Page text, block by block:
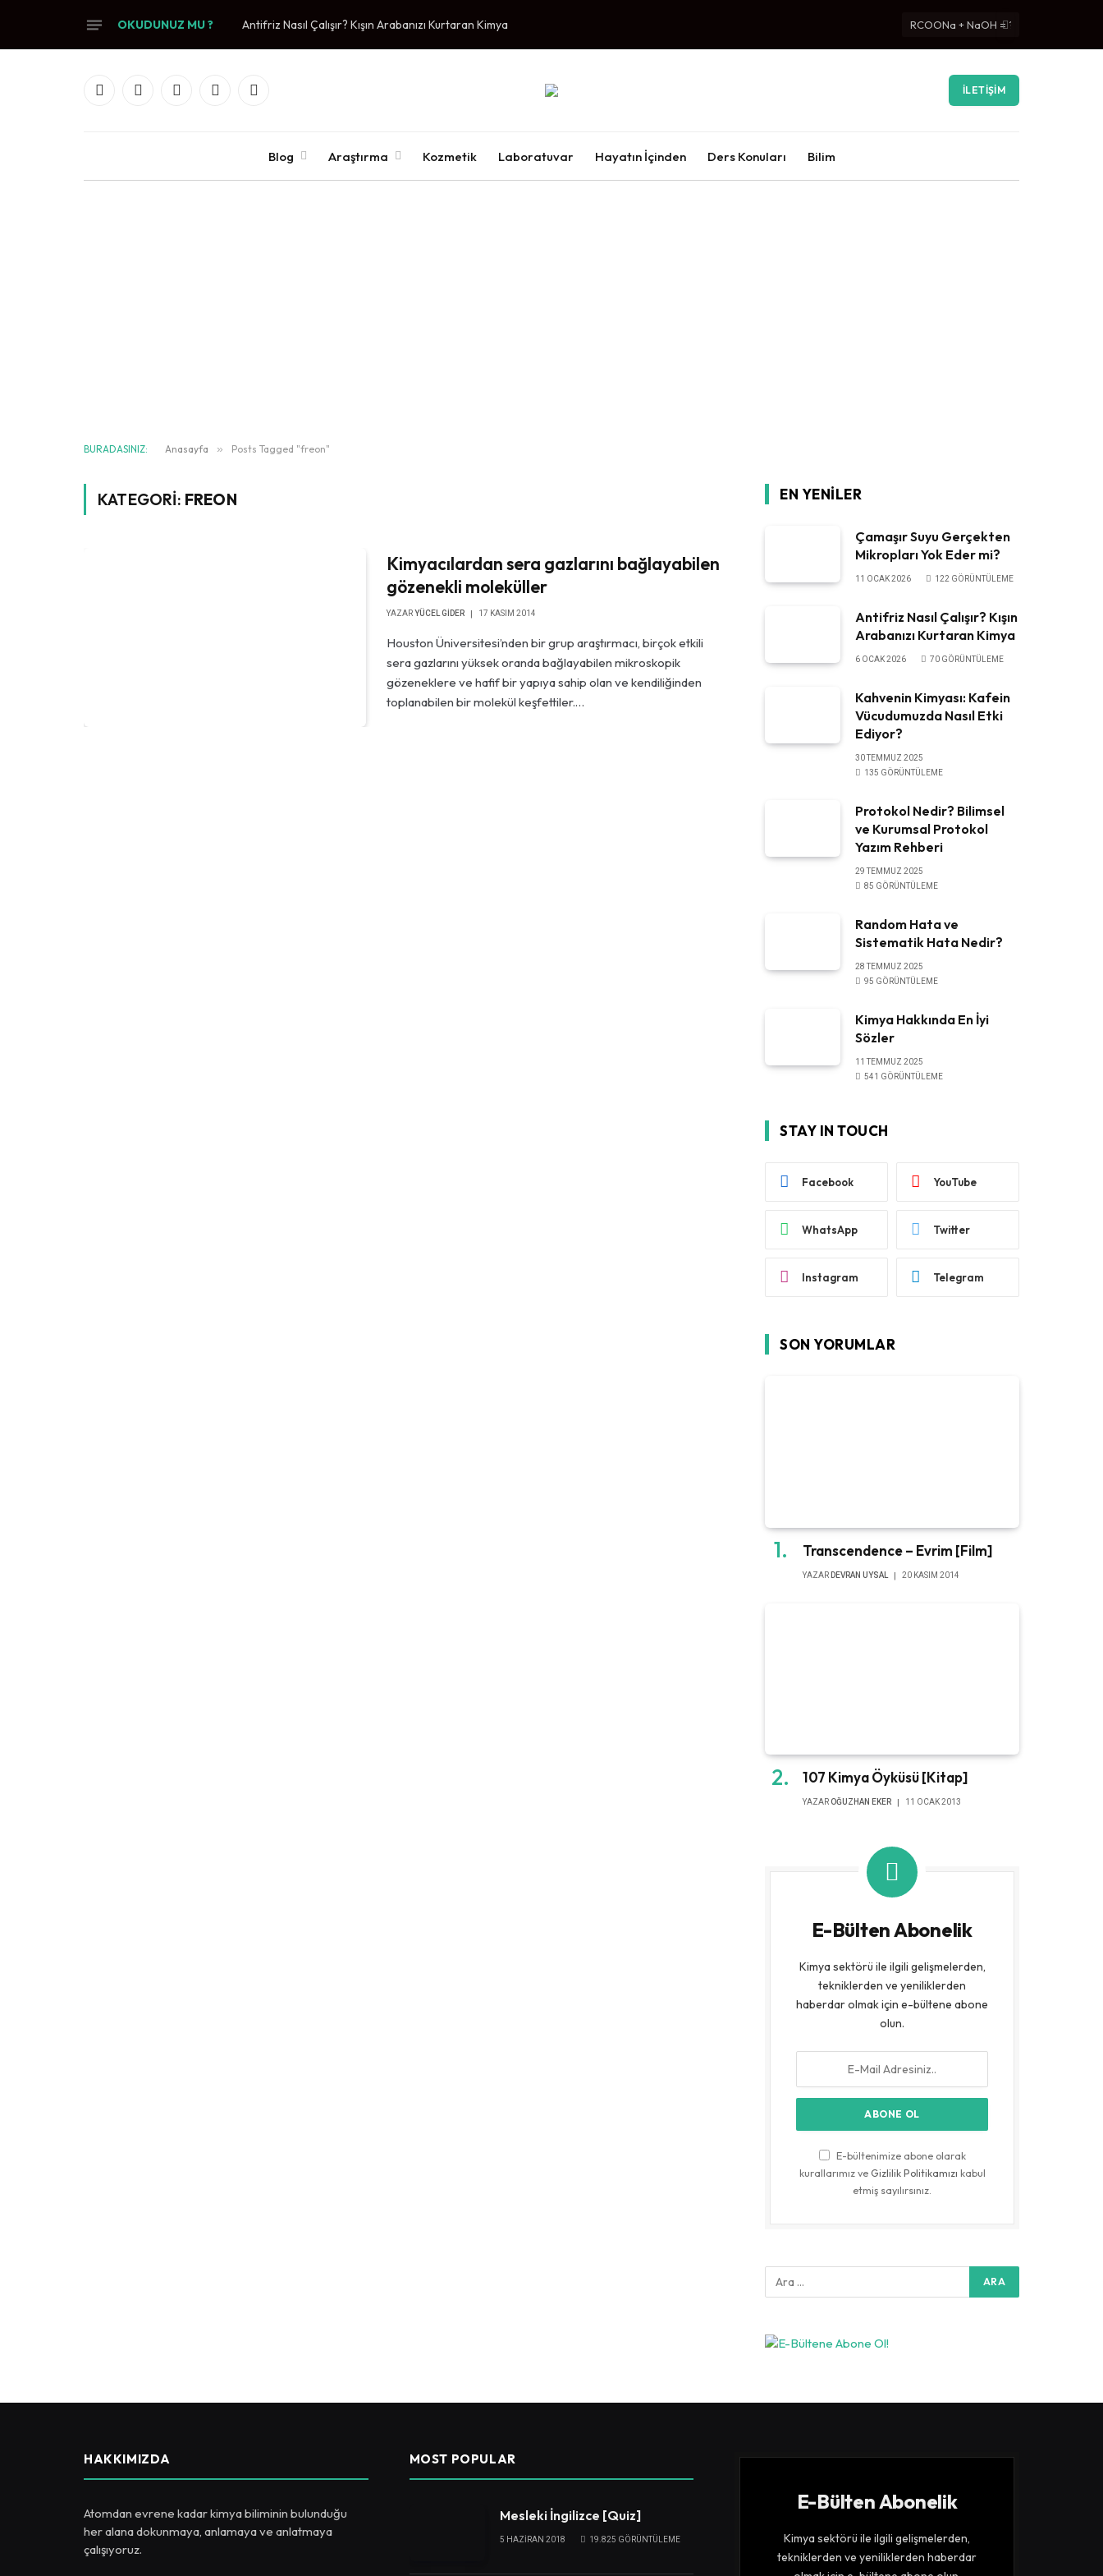
OKUDUNUZ MU ? Antifriz Nasıl Çalışır? Kışın Arabanızı Kurtaran Kimya
Facebook
X
YouTubeWhatsAppTelegram İLETIŞIM
Blog Araştırma Kozmetik Laboratuvar Hayatın İçinden Ders Konuları Bilim
BURADASINIZ: Anasayfa » Posts Tagged "freon"
KATEGORI: FREON
Kimyacılardan sera gazlarını bağlayabilen
gözenekli moleküller
YAZARYÜCEL GIDER 17 KASIM 2014
Houston Üniversitesi’nden bir grup araştırmacı, birçok etkili
sera gazlarını yüksek oranda bağlayabilen mikroskopik
gözeneklere ve hafif bir yapıya sahip olan ve kendiliğinden
toplanabilen bir molekül keşfettiler.…
EN YENILER
Çamaşır Suyu Gerçekten
Mikropları Yok Eder mi?
11 OCAK 2026 122 GÖRÜNTÜLEME
Antifriz Nasıl Çalışır? Kışın
Arabanızı Kurtaran Kimya
6 OCAK 2026 70 GÖRÜNTÜLEME
Kahvenin Kimyası: Kafein
Vücudumuzda Nasıl Etki
Ediyor?
30 TEMMUZ 2025
135 GÖRÜNTÜLEME
Protokol Nedir? Bilimsel
ve Kurumsal Protokol
Yazım Rehberi
29 TEMMUZ 2025
85 GÖRÜNTÜLEME
Random Hata ve
Sistematik Hata Nedir?
28 TEMMUZ 2025
95 GÖRÜNTÜLEME
Kimya Hakkında En İyi
Sözler
11 TEMMUZ 2025
541 GÖRÜNTÜLEME
STAY IN TOUCH
Facebook YouTube
WhatsApp Twitter
Instagram Telegram
SON YORUMLAR
Transcendence – Evrim [Film]
YAZAR DEVRAN UYSAL 20 KASIM 2014
107 Kimya Öyküsü [Kitap]
YAZAR OĞUZHAN EKER 11 OCAK 2013
E-Bülten Abonelik
Kimya sektörü ile ilgili gelişmelerden,
tekniklerden ve yeniliklerden
haberdar olmak için e-bültene abone
olun.
E-bültenimize abone olarak
kurallarımız veGizlilik Politikamızı kabul
etmiş sayılırsınız.
HAKKIMIZDA
Atomdan evrene kadar kimya biliminin bulunduğu
her alana dokunmaya, anlamaya ve anlatmaya
çalışıyoruz.
MOST POPULAR
Mesleki İngilizce [Quiz]
5 HAZIRAN 2018 19.825 GÖRÜNTÜLEME
E-Bülten Abonelik
Kimya sektörü ile ilgili gelişmelerden,
tekniklerden ve yeniliklerden haberdar